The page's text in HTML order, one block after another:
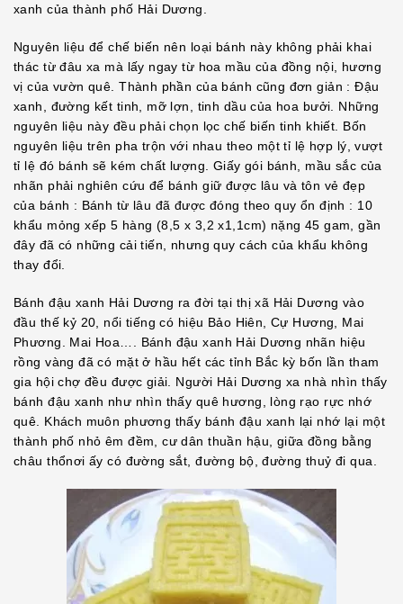
xanh của thành phố Hải Dương.
Nguyên liệu để chế biến nên loại bánh này không phải khai
thác từ đâu xa mà lấy ngay từ hoa mầu của đồng nội, hương
vị của vườn quê. Thành phần của bánh cũng đơn giản : Đậu
xanh, đường kết tinh, mỡ lợn, tinh dầu của hoa bưởi. Những
nguyên liệu này đều phải chọn lọc chế biến tinh khiết. Bốn
nguyên liệu trên pha trộn với nhau theo một tỉ lệ hợp lý, vượt
tỉ lệ đó bánh sẽ kém chất lượng. Giấy gói bánh, mầu sắc của
nhãn phải nghiên cứu để bánh giữ được lâu và tôn vẻ đẹp
của bánh : Bánh từ lâu đã được đóng theo quy ổn định : 10
khẩu mỏng xếp 5 hàng (8,5 x 3,2 x1,1cm) nặng 45 gam, gần
đây đã có những cải tiến, nhưng quy cách của khẩu không
thay đổi.
Bánh đậu xanh Hải Dương ra đời tại thị xã Hải Dương vào
đầu thế kỷ 20, nổi tiếng có hiệu Bảo Hiên, Cự Hương, Mai
Phương. Mai Hoa…. Bánh đậu xanh Hải Dương nhãn hiệu
rồng vàng đã có mặt ở hầu hết các tỉnh Bắc kỳ bốn lần tham
gia hội chợ đều được giải. Người Hải Dương xa nhà nhìn thấy
bánh đậu xanh như nhìn thấy quê hương, lòng rạo rực nhớ
quê. Khách muôn phương thấy bánh đậu xanh lại nhớ lại một
thành phố nhỏ êm đềm, cư dân thuần hậu, giữa đồng bằng
châu thổnơi ấy có đường sắt, đường bộ, đường thuỷ đi qua.